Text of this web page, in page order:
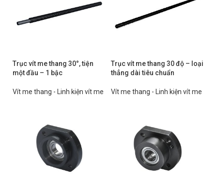
Trục vít me thang 30°, tiện
một đầu – 1 bậc
Vít me thang - Linh kiện vít me
Trục vít me thang 30 độ – loại
thẳng dài tiêu chuẩn
Vít me thang - Linh kiện vít me